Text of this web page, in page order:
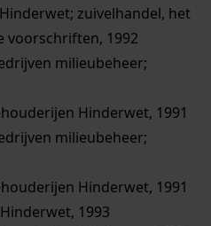
zuivelhandel, het
voorschriften, 1992
milieubeheer;
Hinderwet, 1991
milieubeheer;
Hinderwet, 1991
1993